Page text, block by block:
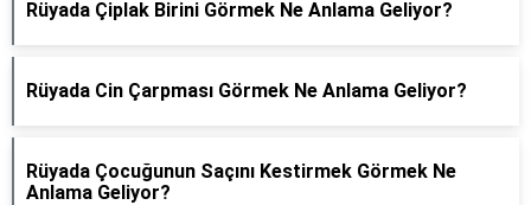
Rüyada Çiplak Birini Görmek Ne Anlama Geliyor?
Rüyada Cin Çarpması Görmek Ne Anlama Geliyor?
Rüyada Çocuğunun Saçını Kestirmek Görmek Ne
Anlama Geliyor?